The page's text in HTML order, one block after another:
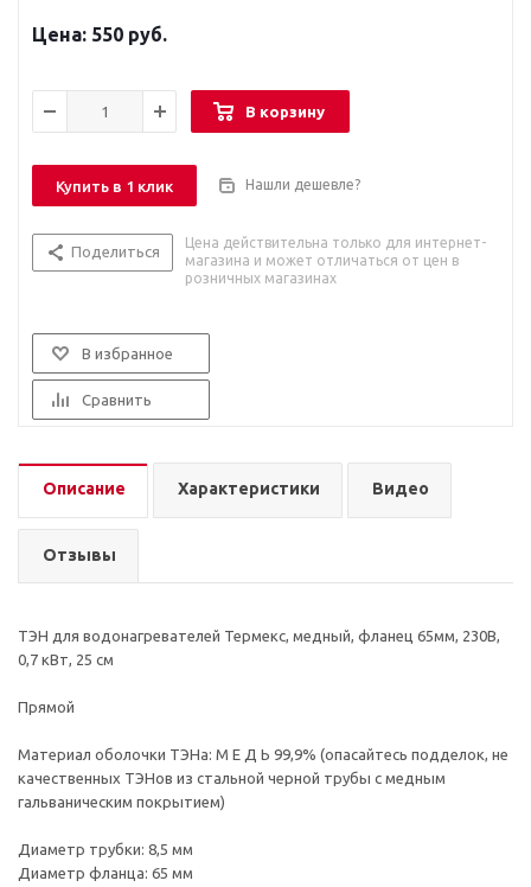
550 руб.
В корзину
Купить в 1 клик Нашли дешевле?
Поделиться
Цена действительна только для интернет-
магазина и может отличаться от цен в
розничных магазинах
В избранное
Сравнить
Описание Характеристики Видео
Отзывы
ТЭН для водонагревателей Термекс, медный, фланец 65мм, 230В,
0,7 кВт, 25 см
Прямой
Материал оболочки ТЭНа: М Е Д Ь 99,9% (опасайтесь подделок, не
качественных ТЭНов из стальной черной трубы с медным
гальваническим покрытием)
Диаметр трубки: 8,5 мм
Диаметр фланца: 65 мм